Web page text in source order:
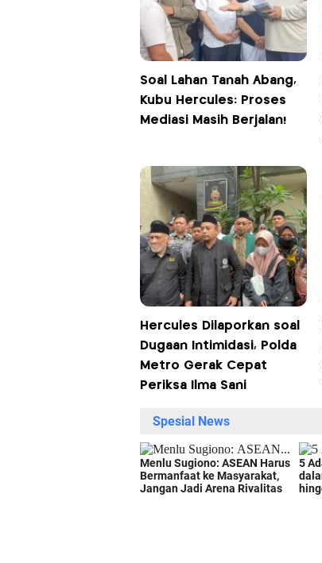
Soal Lahan Tanah Abang,
Kubu Hercules: Proses
Mediasi Masih Berjalan!
Hercules Dilaporkan soal
Dugaan Intimidasi, Polda
Metro Gerak Cepat
Periksa Ilma Sani